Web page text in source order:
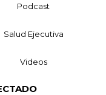
Podcast
Salud Ejecutiva
Videos